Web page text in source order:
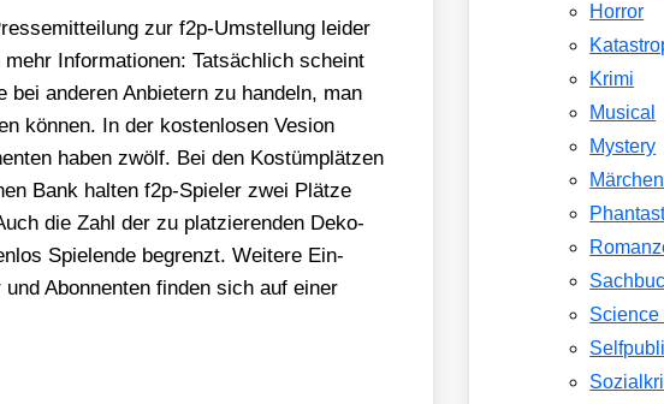
zur f2p-Umstel­lung lei­der
Infor­ma­tio­nen: Tat­säch­lich scheint
ande­ren Anbie­tern zu han­deln, man
kön­nen. In der kos­ten­lo­sen Vesi­on
haben zwölf. Bei den Kos­tüm­plät­zen
Bank hal­ten f2p-Spie­ler zwei Plät­ze
die Zahl der zu plat­zie­ren­den Deko-
Spie­len­de begrenzt. Wei­te­re Ein­
Abon­nen­ten fin­den sich auf einer
Horror
Krimi
Musical
Mystery
Märchen
Science